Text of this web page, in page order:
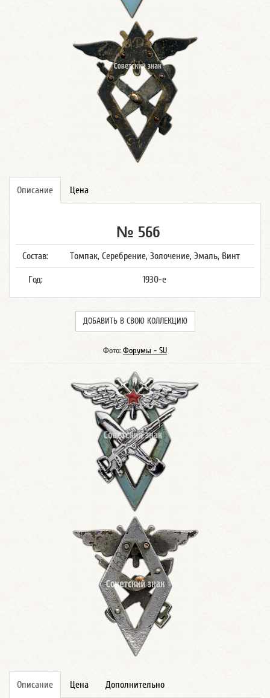
Описание Цена
№ 56б
Состав: Томпак, Серебрение, Золочение, Эмаль, Винт
Год: 1930-е
ДОБАВИТЬ В СВОЮ КОЛЛЕКЦИЮ
Фото: Форумы - SU
Описание Цена Дополнительно